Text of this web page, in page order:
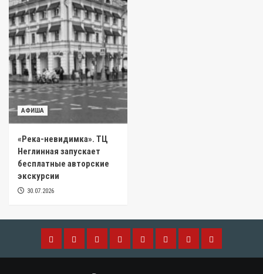
АФИША
«Река-невидимка». ТЦ
Неглинная запускает
бесплатные авторские
экскурсии
30.07.2026
МОДААФИШАДОМ РЕСТОРАНЫ.ЕДА
БИЗНЕСТЕХНООТДЫХКРАСОТА